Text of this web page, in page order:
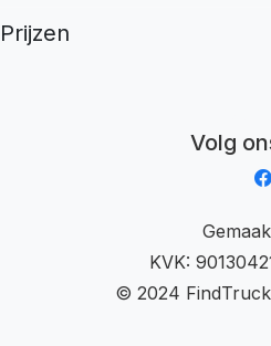
Prijzen
Volg
KVK:
© 2024